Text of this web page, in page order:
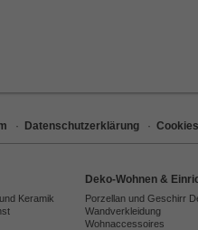
· Datenschutzerklärung · Cookies
Keramik
Deko-Wohnen &
Porzellan und Geschirr
Wandverkleidung
Wohnaccessoires